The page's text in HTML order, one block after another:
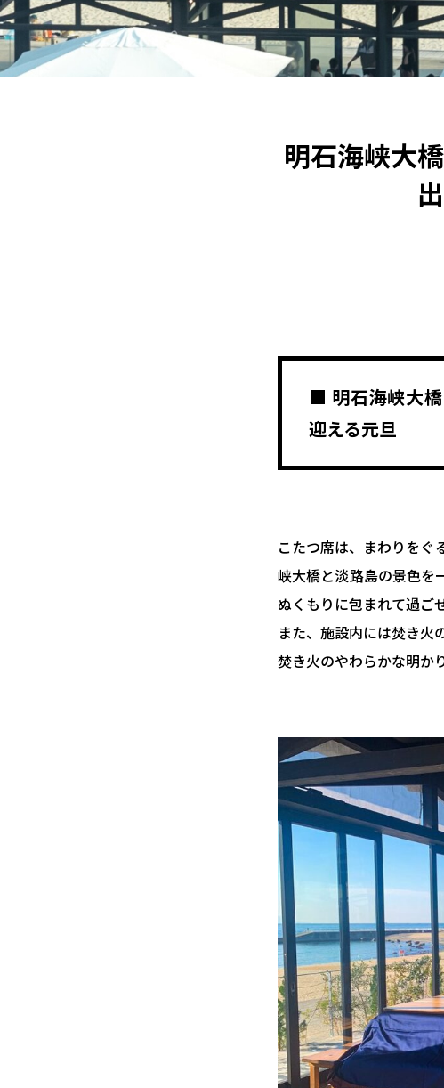
明石海峡大
■ 明石海峡大
迎える元旦
こたつ席は、まわりをぐ
峡大橋と淡路島の景色を
ぬくもりに包まれて過ご
また、施設内には焚き火
焚き火のやわらかな明か